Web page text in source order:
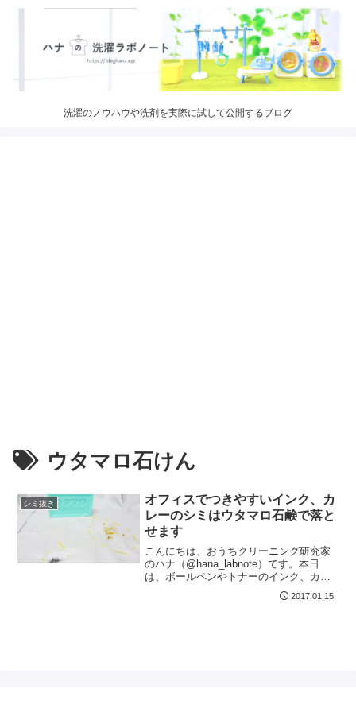
洗濯のノウハウや洗剤を実際に試して公開するブログ
ウタマロ石けん
シミ抜き
オフィスでつきやすいインク、カ
レーのシミはウタマロ石鹸で落と
せます
こんにちは、おうちクリーニング研究家
のハナ（@hana_labnote）です。本日
は、ボールペンやトナーのインク、カレ
ーの食べこぼし、オフィスワークで日常
的に付着しやすい3大汚れをウタマロ石け
2017.01.15